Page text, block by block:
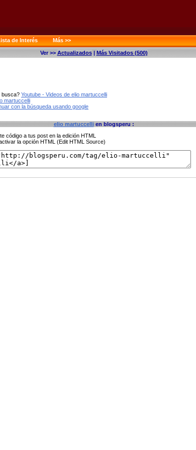
de Interés
Más >>
Ver >> Actualizados| Más Visitados (500)
busca? Youtube - Videos de elio martuccelli
martuccelli
con la búsqueda usando google
elio martuccellien blogsperu :
código a tus post en la edición HTML
la opción HTML (Edit HTML Source)